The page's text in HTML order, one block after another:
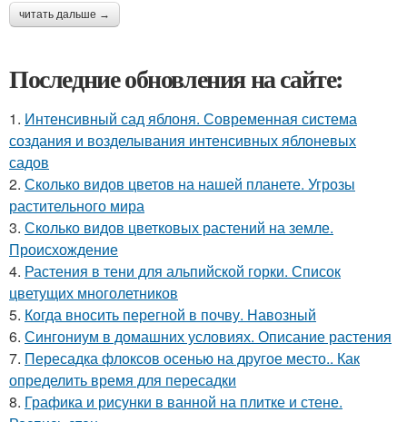
читать дальше →
Последние обновления на сайте:
1. Интенсивный сад яблоня. Современная система
создания и возделывания интенсивных яблоневых
садов
2. Сколько видов цветов на нашей планете. Угрозы
растительного мира
3. Сколько видов цветковых растений на земле.
Происхождение
4. Растения в тени для альпийской горки. Список
цветущих многолетников
5. Когда вносить перегной в почву. Навозный
6. Сингониум в домашних условиях. Описание растения
7. Пересадка флоксов осенью на другое место.. Как
определить время для пересадки
8. Графика и рисунки в ванной на плитке и стене.